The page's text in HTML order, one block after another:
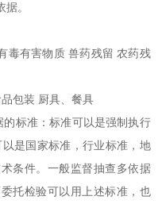
。
毒有害物质 兽药残留 农药残
包装 厨具、餐具
标准：标准可以是强制执行
是国家标准，行业标准，地
条件。一般监督抽查多依据
托检验可以用上述标准，也